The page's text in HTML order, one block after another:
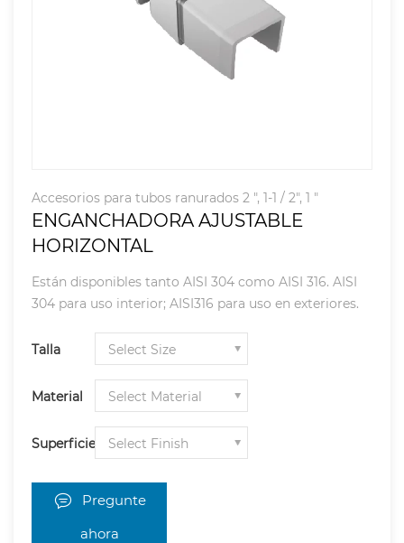
Accesorios para tubos ranurados 2 ", 1-1 / 2", 1 "
ENGANCHADORA AJUSTABLE
HORIZONTAL
Están disponibles tanto AISI 304 como AISI 316. AISI
304 para uso interior; AISI316 para uso en exteriores.
Talla
Material
Superficie
Pregunte
ahora